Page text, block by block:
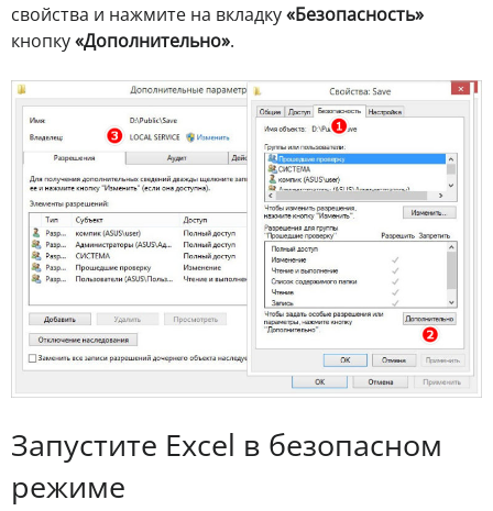
свойства и нажмите на вкладку«Безопасность»
кнопку«Дополнительно».
Запустите Excel в безопасном
режиме